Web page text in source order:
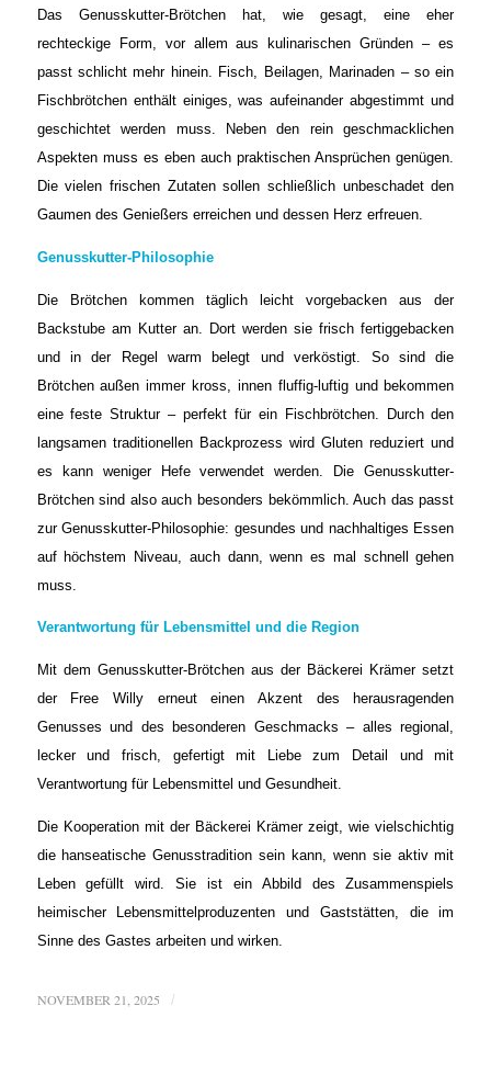
Das Genusskutter-Brötchen hat, wie gesagt, eine eher
rechteckige Form, vor allem aus kulinarischen Gründen – es
passt schlicht mehr hinein. Fisch, Beilagen, Marinaden – so ein
Fischbrötchen enthält einiges, was aufeinander abgestimmt und
geschichtet werden muss. Neben den rein geschmacklichen
Aspekten muss es eben auch praktischen Ansprüchen genügen.
Die vielen frischen Zutaten sollen schließlich unbeschadet den
Gaumen des Genießers erreichen und dessen Herz erfreuen.
Genusskutter-Philosophie
Die Brötchen kommen täglich leicht vorgebacken aus der
Backstube am Kutter an. Dort werden sie frisch fertiggebacken
und in der Regel warm belegt und verköstigt. So sind die
Brötchen außen immer kross, innen fluffig-luftig und bekommen
eine feste Struktur – perfekt für ein Fischbrötchen. Durch den
langsamen traditionellen Backprozess wird Gluten reduziert und
es kann weniger Hefe verwendet werden. Die Genusskutter-
Brötchen sind also auch besonders bekömmlich. Auch das passt
zur Genusskutter-Philosophie: gesundes und nachhaltiges Essen
auf höchstem Niveau, auch dann, wenn es mal schnell gehen
muss.
Verantwortung für Lebensmittel und die Region
Mit dem Genusskutter-Brötchen aus der Bäckerei Krämer setzt
der Free Willy erneut einen Akzent des herausragenden
Genusses und des besonderen Geschmacks – alles regional,
lecker und frisch, gefertigt mit Liebe zum Detail und mit
Verantwortung für Lebensmittel und Gesundheit.
Die Kooperation mit der Bäckerei Krämer zeigt, wie vielschichtig
die hanseatische Genusstradition sein kann, wenn sie aktiv mit
Leben gefüllt wird. Sie ist ein Abbild des Zusammenspiels
heimischer Lebensmittelproduzenten und Gaststätten, die im
Sinne des Gastes arbeiten und wirken.
NOVEMBER 21, 2025 /